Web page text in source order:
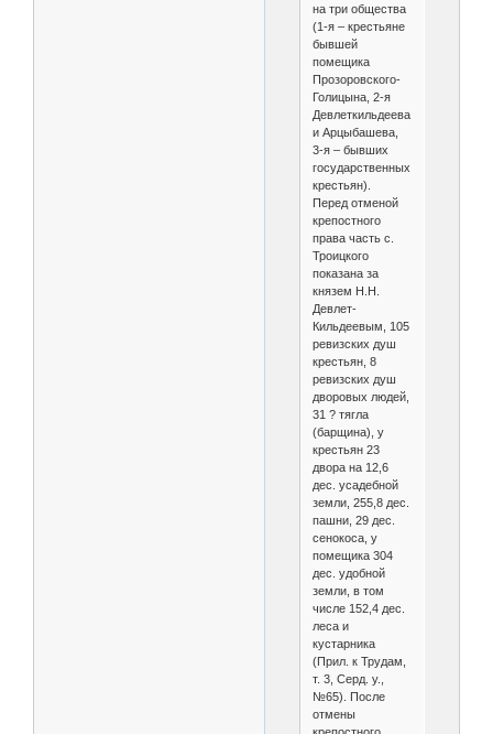
на три общества
(1-я – крестьяне
бывшей
помещика
Прозоровского-
Голицына, 2-я
Девлеткильдеева
и Арцыбашева,
3-я – бывших
государственных
крестьян).
Перед отменой
крепостного
права часть с.
Троицкого
показана за
князем Н.Н.
Девлет-
Кильдеевым, 105
ревизских душ
крестьян, 8
ревизских душ
дворовых людей,
31 ? тягла
(барщина), у
крестьян 23
двора на 12,6
дес. усадебной
земли, 255,8 дес.
пашни, 29 дес.
сенокоса, у
помещика 304
дес. удобной
земли, в том
числе 152,4 дес.
леса и
кустарника
(Прил. к Трудам,
т. 3, Серд. у.,
№65). После
отмены